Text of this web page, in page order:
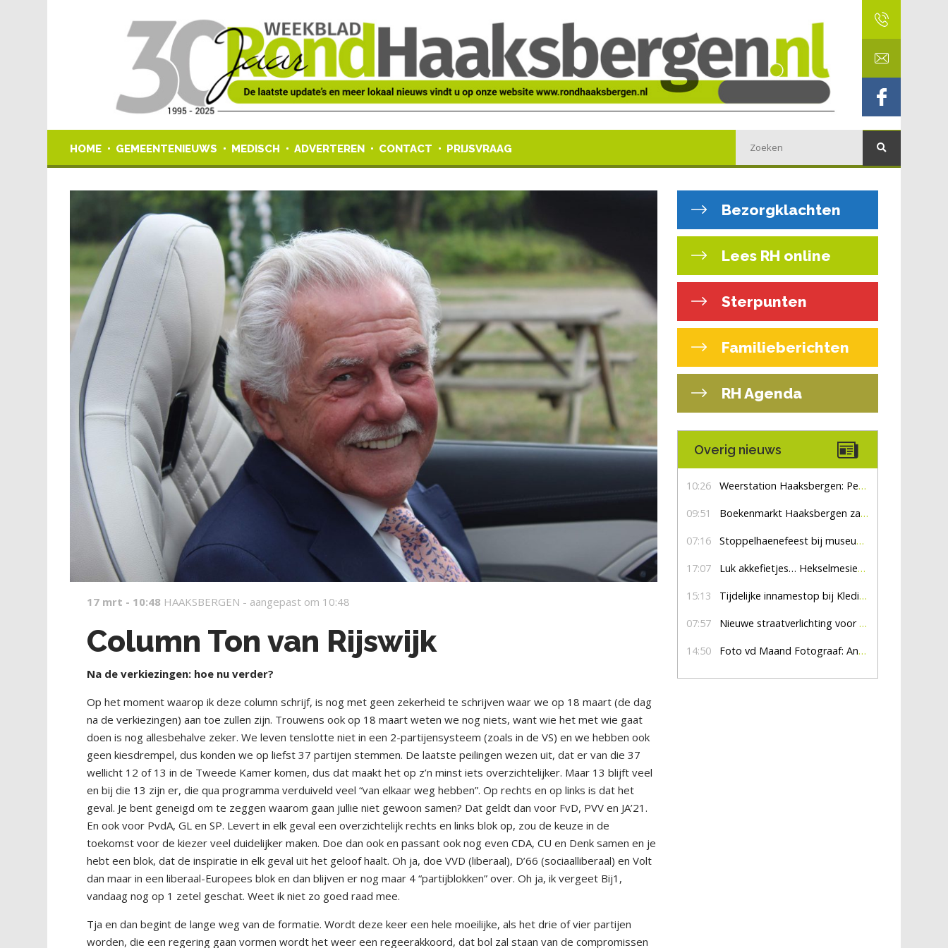
HOME GEMEENTENIEUWS MEDISCH ADVERTEREN CONTACT PRIJSVRAAG
17 mrt - 10:48 HAAKSBERGEN - aangepast om 10:48
Column Ton van Rijswijk
Na de verkiezingen: hoe nu verder?
Op het moment waarop ik deze column schrijf, is nog met geen zekerheid te schrijven waar we op 18 maart (de dag
na de verkiezingen) aan toe zullen zijn. Trouwens ook op 18 maart weten we nog niets, want wie het met wie gaat
doen is nog allesbehalve zeker. We leven tenslotte niet in een 2-partijensysteem (zoals in de VS) en we hebben ook
geen kiesdrempel, dus konden we op liefst 37 partijen stemmen. De laatste peilingen wezen uit, dat er van die 37
wellicht 12 of 13 in de Tweede Kamer komen, dus dat maakt het op z’n minst iets overzichtelijker. Maar 13 blijft veel
en bij die 13 zijn er, die qua programma verduiveld veel “van elkaar weg hebben”. Op rechts en op links is dat het
geval. Je bent geneigd om te zeggen waarom gaan jullie niet gewoon samen? Dat geldt dan voor FvD, PVV en JA’21.
En ook voor PvdA, GL en SP. Levert in elk geval een overzichtelijk rechts en links blok op, zou de keuze in de
toekomst voor de kiezer veel duidelijker maken. Doe dan ook en passant ook nog even CDA, CU en Denk samen en je
hebt een blok, dat de inspiratie in elk geval uit het geloof haalt. Oh ja, doe VVD (liberaal), D’66 (sociaalliberaal) en Volt
dan maar in een liberaal-Europees blok en dan blijven er nog maar 4 “partijblokken” over. Oh ja, ik vergeet Bij1,
vandaag nog op 1 zetel geschat. Weet ik niet zo goed raad mee.
Tja en dan begint de lange weg van de formatie. Wordt deze keer een hele moeilijke, als het drie of vier partijen
worden, die een regering gaan vormen wordt het weer een regeerakkoord, dat bol zal staan van de compromissen
Bezorgklachten
Lees RH online
Sterpunten
Familieberichten
RH Agenda
Overig nieuws
10:26 Weerstation Haaksbergen: Perioden met zon en droog
09:51 Boekenmarkt Haaksbergen zaterdag 8 augustus, marktplein Haaksbergen
07:16 Stoppelhaenefeest bij museum De Lebbenbrugge
17:07 Luk akkefietjes… HekselmesienHarry
15:13 Tijdelijke innamestop bij Kledingbank Stefania
07:57 Nieuwe straatverlichting voor De Veldmaat en De Pas
14:50 Foto vd Maand Fotograaf: Anna Jalving